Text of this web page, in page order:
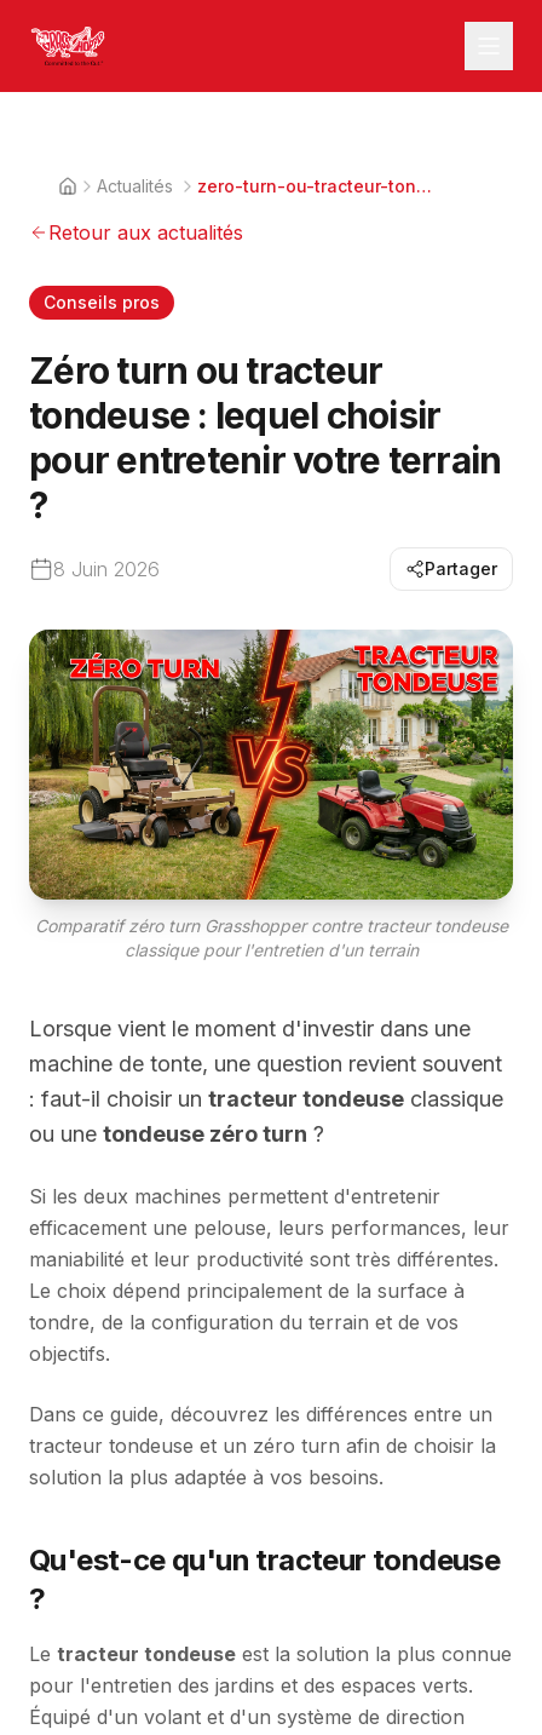
Actualités zero-turn-ou-tracteur-tondeuse-lequel-choisir
Retour aux actualités
Conseils pros
Zéro turn ou tracteur
tondeuse : lequel choisir
pour entretenir votre terrain
?
8 Juin 2026 Partager
Comparatif zéro turn Grasshopper contre tracteur tondeuse
classique pour l'entretien d'un terrain
Lorsque vient le moment d'investir dans une
machine de tonte, une question revient souvent
: faut-il choisir un tracteur tondeuse classique
ou une tondeuse zéro turn ?
Si les deux machines permettent d'entretenir
efficacement une pelouse, leurs performances, leur
maniabilité et leur productivité sont très différentes.
Le choix dépend principalement de la surface à
tondre, de la configuration du terrain et de vos
objectifs.
Dans ce guide, découvrez les différences entre un
tracteur tondeuse et un zéro turn afin de choisir la
solution la plus adaptée à vos besoins.
Qu'est-ce qu'un tracteur tondeuse
?
Le tracteur tondeuse est la solution la plus connue
pour l'entretien des jardins et des espaces verts.
Équipé d'un volant et d'un système de direction